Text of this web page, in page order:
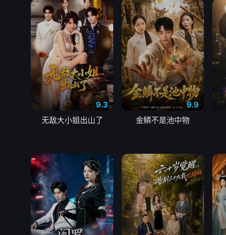
9.3
无敌大小姐出山了
9.9
金鳞不是池中物